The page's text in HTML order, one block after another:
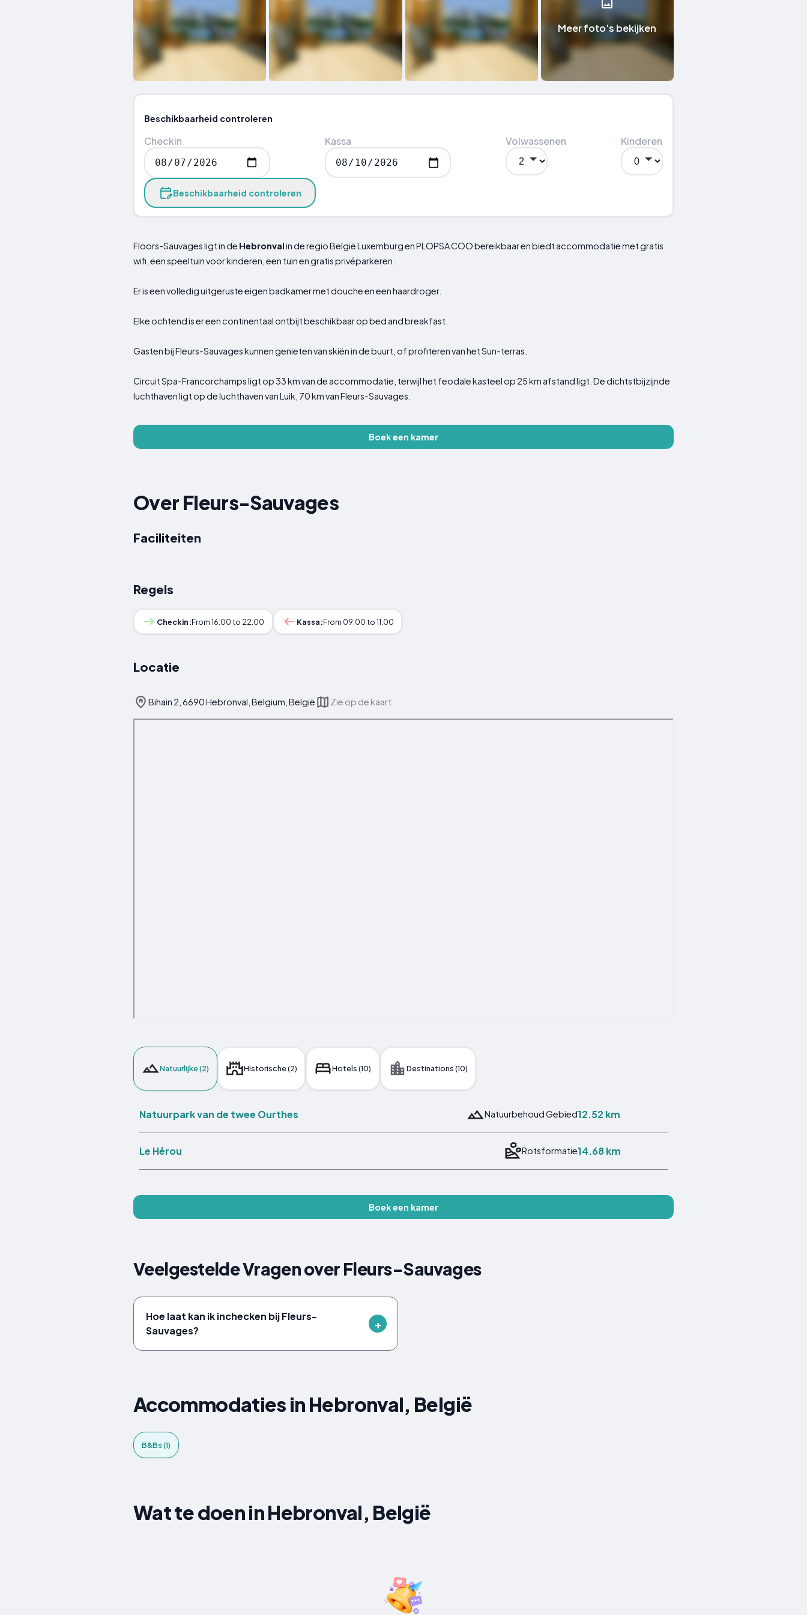
Meer foto's bekijken
Beschikbaarheid controleren
Checkin Kassa Volwassenen Kinderen
Beschikbaarheid controleren
Floors-Sauvages ligt in de Hebronvalin de regio België Luxemburg en PLOPSA COO bereikbaar en biedt accommodatie met gratis
wifi, een speeltuin voor kinderen, een tuin en gratis privéparkeren.
Er is een volledig uitgeruste eigen badkamer met douche en een haardroger.
Elke ochtend is er een continentaal ontbijt beschikbaar op bed and breakfast.
Gasten bij Fleurs-Sauvages kunnen genieten van skiën in de buurt, of profiteren van het Sun-terras.
Circuit Spa-Francorchamps ligt op 33 km van de accommodatie, terwijl het feodale kasteel op 25 km afstand ligt. De dichtstbijzijnde
luchthaven ligt op de luchthaven van Luik, 70 km van Fleurs-Sauvages.
Boek een kamer
Over Fleurs-Sauvages
Faciliteiten
Regels
Checkin:From 16:00 to 22:00 Kassa:From 09:00 to 11:00
Locatie
Bihain 2, 6690 Hebronval, Belgium, België Zie op de kaart
Natuurlijke (2) Historische (2) Hotels (10) Destinations (10)
Natuurpark van de twee Ourthes Natuurbehoud Gebied12.52 km
Le Hérou Rotsformatie14.68 km
Boek een kamer
Veelgestelde Vragen over Fleurs-Sauvages
Hoe laat kan ik inchecken bij Fleurs-
Sauvages?
Accommodaties in Hebronval, België
B&Bs (1)
Wat te doen in Hebronval, België